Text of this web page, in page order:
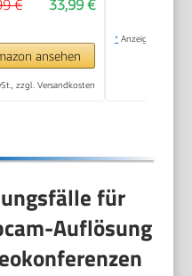
33,99 €
€
ansehen
zzgl. Versandkosten
* Anzeige
für
Auflösung